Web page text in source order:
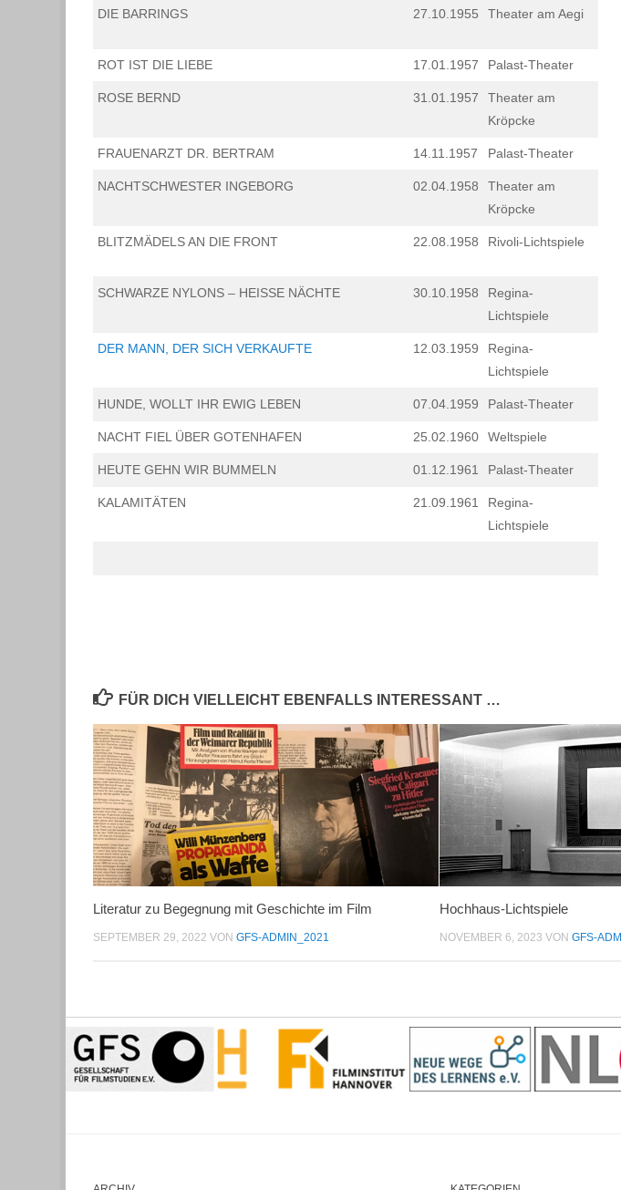
DIE BARRINGS 27.10.1955 Theater am Aegi
ROT IST DIE LIEBE 17.01.1957 Palast-Theater
ROSE BERND 31.01.1957
Theater am
Kröpcke
FRAUENARZT DR. BERTRAM 14.11.1957 Palast-Theater
NACHTSCHWESTER INGEBORG 02.04.1958
Theater am
Kröpcke
BLITZMÄDELS AN DIE FRONT 22.08.1958 Rivoli-Lichtspiele
SCHWARZE NYLONS – HEISSE NÄCHTE 30.10.1958
Regina-
Lichtspiele
DER MANN, DER SICH VERKAUFTE 12.03.1959
Regina-
Lichtspiele
HUNDE, WOLLT IHR EWIG LEBEN 07.04.1959 Palast-Theater
NACHT FIEL ÜBER GOTENHAFEN 25.02.1960 Weltspiele
HEUTE GEHN WIR BUMMELN 01.12.1961 Palast-Theater
KALAMITÄTEN 21.09.1961
Regina-
Lichtspiele
FÜR DICH VIELLEICHT EBENFALLS INTERESSANT …
Literatur zu Begegnung mit Geschichte im Film
SEPTEMBER 29, 2022 VON GFS-ADMIN_2021
Hochhaus-Lichtspiele
NOVEMBER 6, 2023 VON GFS-